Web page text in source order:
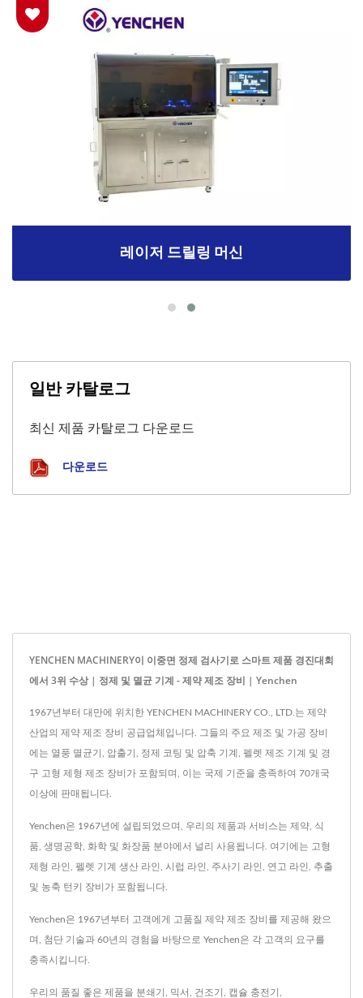
레이저 드릴링 머신
일반 카탈로그
최신 제품 카탈로그 다운로드
다운로드
YENCHEN MACHINERY이 이중면 정제 검사기로 스마트 제품 경진대회
에서 3위 수상 | 정제 및 멸균 기계 - 제약 제조 장비 | Yenchen
1967년부터 대만에 위치한 YENCHEN MACHINERY CO., LTD.는 제약
산업의 제약 제조 장비 공급업체입니다. 그들의 주요 제조 및 가공 장비
에는 열풍 멸균기, 압출기, 정제 코팅 및 압축 기계, 펠렛 제조 기계 및 경
구 고형 제형 제조 장비가 포함되며, 이는 국제 기준을 충족하여 70개국
이상에 판매됩니다.
Yenchen은 1967년에 설립되었으며, 우리의 제품과 서비스는 제약, 식
품, 생명공학, 화학 및 화장품 분야에서 널리 사용됩니다. 여기에는 고형
제형 라인, 펠렛 기계 생산 라인, 시럽 라인, 주사기 라인, 연고 라인, 추출
및 농축 턴키 장비가 포함됩니다.
Yenchen은 1967년부터 고객에게 고품질 제약 제조 장비를 제공해 왔으
며, 첨단 기술과 60년의 경험을 바탕으로 Yenchen은 각 고객의 요구를
충족시킵니다.
우리의 품질 좋은 제품을 분쇄기 믹서 건조기 캡슐 충전기